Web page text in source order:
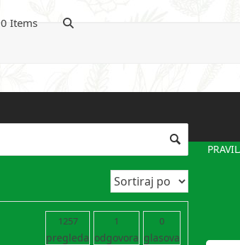
0 Items
1257
pregleda
1
odgovora
0
glasova